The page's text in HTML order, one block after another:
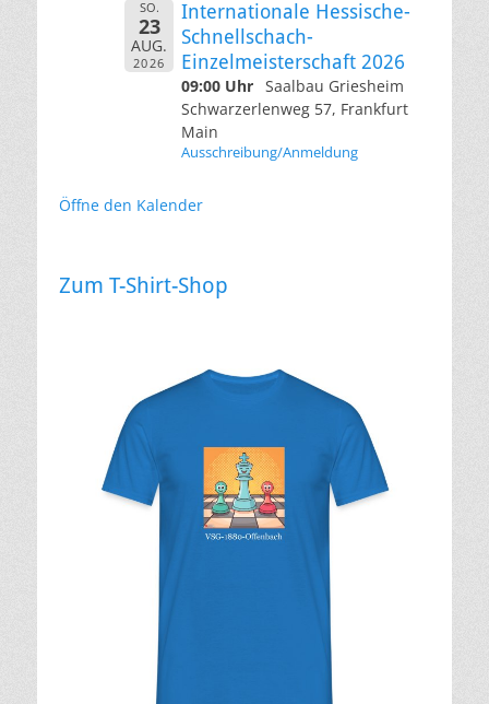
SO.
23
AUG.
2026
Internationale Hessische-
Schnellschach-
Einzelmeisterschaft 2026
09:00 Uhr Saalbau Griesheim
Schwarzerlenweg 57, Frankfurt
Main
Ausschreibung/Anmeldung
Öffne den Kalender
Zum T-Shirt-Shop